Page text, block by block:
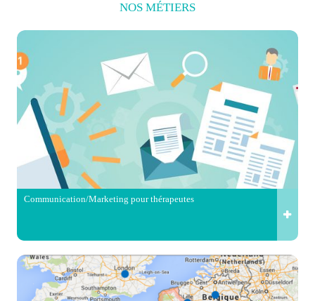
NOS MÉTIERS
Communication/Marketing pour thérapeutes